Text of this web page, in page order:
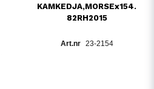
KAMKEDJA,MORSEx154.
82RH2015
23-2154